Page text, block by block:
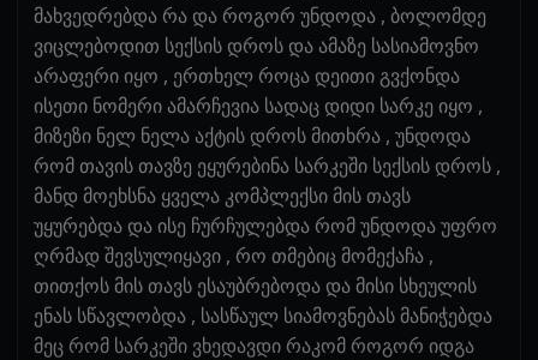
მახვედრებდა რა და როგორ უნდოდა , ბოლომდე
ვიცლებოდით სექსის დროს და ამაზე სასიამოვნო
არაფერი იყო , ერთხელ როცა დეითი გვქონდა
ისეთი ნომერი ამარჩევია სადაც დიდი სარკე იყო ,
მიზეზი ნელ ნელა აქტის დროს მითხრა , უნდოდა
რომ თავის თავზე ეყურებინა სარკეში სექსის დროს ,
მანდ მოეხსნა ყველა კომპლექსი მის თავს
უყურებდა და ისე ჩურჩულებდა რომ უნდოდა უფრო
ღრმად შევსულიყავი , რო თმებიც მომექაჩა ,
თითქოს მის თავს ესაუბრებოდა და მისი სხეულის
ენას სწავლობდა , სასწაულ სიამოვნებას მანიჭებდა
მეც რომ სარკეში ვხედავდი რაკომ როგორ იდგა